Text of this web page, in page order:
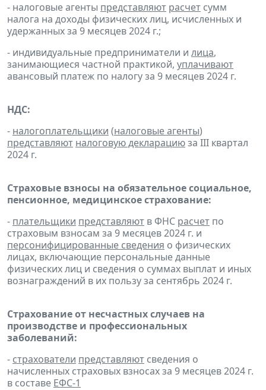
- налоговые агенты представляют расчет сумм
налога на доходы физических лиц, исчисленных и
удержанных за 9 месяцев 2024 г.;
- индивидуальные предприниматели и лица,
занимающиеся частной практикой, уплачивают
авансовый платеж по налогу за 9 месяцев 2024 г.
НДС:
- налогоплательщики (налоговые агенты)
представляют налоговую декларациюза III квартал
2024 г.
Страховые взносы на обязательное социальное,
пенсионное, медицинское страхование:
- плательщики представляют в ФНС расчет по
страховым взносам за 9 месяцев 2024 г. и
персонифицированные сведения о физических
лицах, включающие персональные данные
физических лиц и сведения о суммах выплат и иных
вознаграждений в их пользу за сентябрь 2024 г.
Страхование от несчастных случаев на
производстве и профессиональных
заболеваний:
- страхователи представляют сведения о
начисленных страховых взносах за 9 месяцев 2024 г.
в составе ЕФС-1